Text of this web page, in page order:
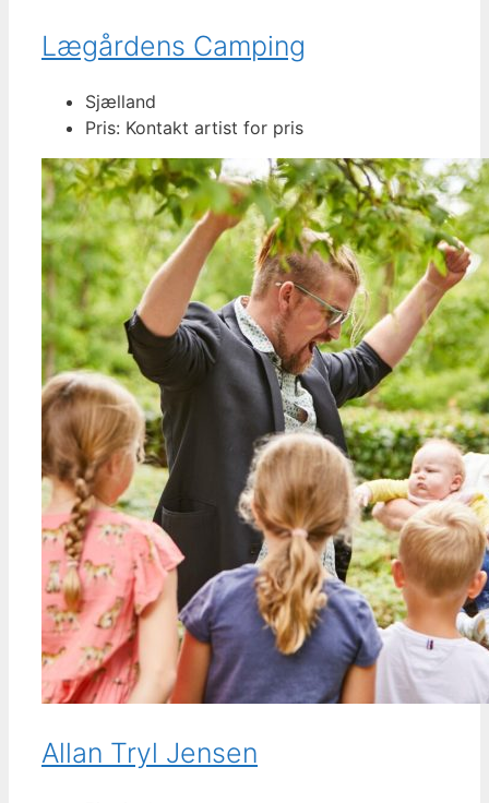
Lægårdens Camping
Sjælland
Pris: Kontakt artist for pris
Allan Tryl Jensen